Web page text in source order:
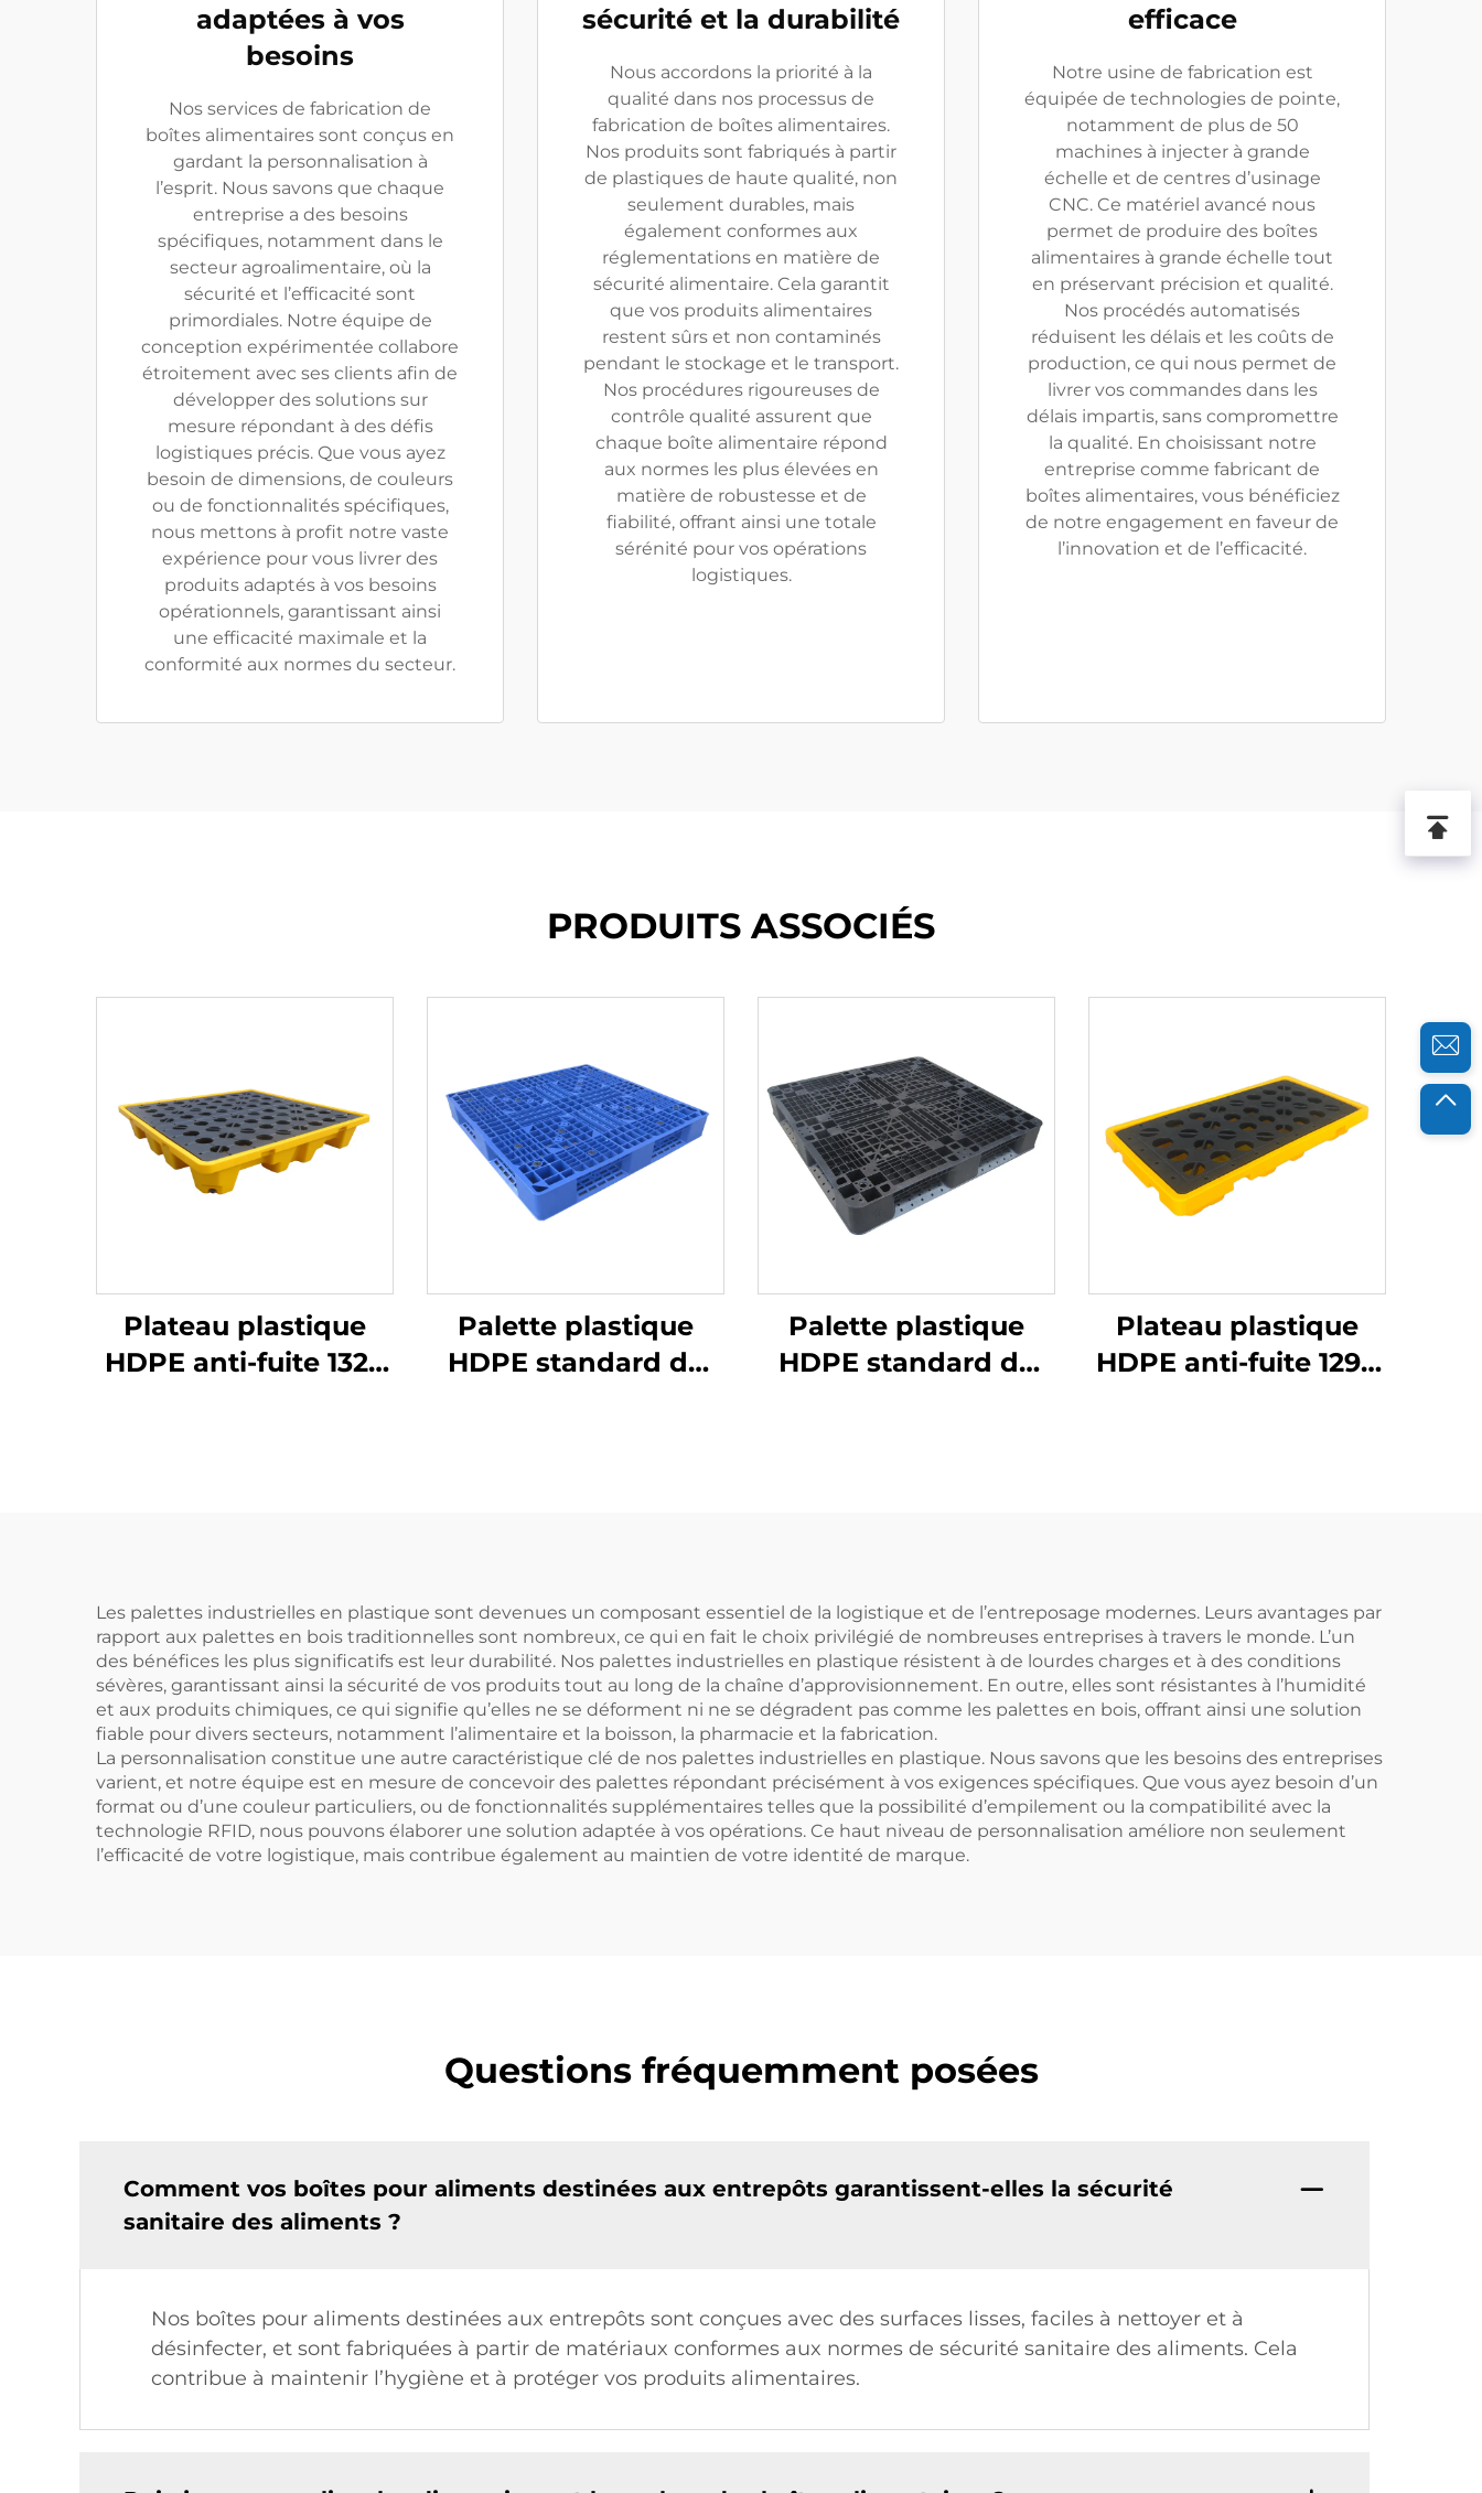
adaptées à vos
besoins
Nos services de fabrication de
boîtes alimentaires sont conçus en
gardant la personnalisation à
l’esprit. Nous savons que chaque
entreprise a des besoins
spécifiques, notamment dans le
secteur agroalimentaire, où la
sécurité et l’efficacité sont
primordiales. Notre équipe de
conception expérimentée collabore
étroitement avec ses clients afin de
développer des solutions sur
mesure répondant à des défis
logistiques précis. Que vous ayez
besoin de dimensions, de couleurs
ou de fonctionnalités spécifiques,
nous mettons à profit notre vaste
expérience pour vous livrer des
produits adaptés à vos besoins
opérationnels, garantissant ainsi
une efficacité maximale et la
conformité aux normes du secteur.
sécurité et la durabilité
Nous accordons la priorité à la
qualité dans nos processus de
fabrication de boîtes alimentaires.
Nos produits sont fabriqués à partir
de plastiques de haute qualité, non
seulement durables, mais
également conformes aux
réglementations en matière de
sécurité alimentaire. Cela garantit
que vos produits alimentaires
restent sûrs et non contaminés
pendant le stockage et le transport.
Nos procédures rigoureuses de
contrôle qualité assurent que
chaque boîte alimentaire répond
aux normes les plus élevées en
matière de robustesse et de
fiabilité, offrant ainsi une totale
sérénité pour vos opérations
logistiques.
efficace
Notre usine de fabrication est
équipée de technologies de pointe,
notamment de plus de 50
machines à injecter à grande
échelle et de centres d’usinage
CNC. Ce matériel avancé nous
permet de produire des boîtes
alimentaires à grande échelle tout
en préservant précision et qualité.
Nos procédés automatisés
réduisent les délais et les coûts de
production, ce qui nous permet de
livrer vos commandes dans les
délais impartis, sans compromettre
la qualité. En choisissant notre
entreprise comme fabricant de
boîtes alimentaires, vous bénéficiez
de notre engagement en faveur de
l’innovation et de l’efficacité.
PRODUITS ASSOCIÉS
Plateau plastique
HDPE anti-fuite 1320
Palette plastique
HDPE standard de
rayonnages ou à
plat.
Palette plastique
HDPE standard de
rayonnages ou à
plat.
Plateau plastique
HDPE anti-fuite 1290
Les palettes industrielles en plastique sont devenues un composant essentiel de la logistique et de l’entreposage modernes. Leurs avantages par
rapport aux palettes en bois traditionnelles sont nombreux, ce qui en fait le choix privilégié de nombreuses entreprises à travers le monde. L’un
des bénéfices les plus significatifs est leur durabilité. Nos palettes industrielles en plastique résistent à de lourdes charges et à des conditions
sévères, garantissant ainsi la sécurité de vos produits tout au long de la chaîne d’approvisionnement. En outre, elles sont résistantes à l’humidité
et aux produits chimiques, ce qui signifie qu’elles ne se déforment ni ne se dégradent pas comme les palettes en bois, offrant ainsi une solution
fiable pour divers secteurs, notamment l’alimentaire et la boisson, la pharmacie et la fabrication.
La personnalisation constitue une autre caractéristique clé de nos palettes industrielles en plastique. Nous savons que les besoins des entreprises
varient, et notre équipe est en mesure de concevoir des palettes répondant précisément à vos exigences spécifiques. Que vous ayez besoin d’un
format ou d’une couleur particuliers, ou de fonctionnalités supplémentaires telles que la possibilité d’empilement ou la compatibilité avec la
technologie RFID, nous pouvons élaborer une solution adaptée à vos opérations. Ce haut niveau de personnalisation améliore non seulement
l’efficacité de votre logistique, mais contribue également au maintien de votre identité de marque.
Questions fréquemment posées
Comment vos boîtes pour aliments destinées aux entrepôts garantissent-elles la sécurité
sanitaire des aliments ?
Nos boîtes pour aliments destinées aux entrepôts sont conçues avec des surfaces lisses, faciles à nettoyer et à
désinfecter, et sont fabriquées à partir de matériaux conformes aux normes de sécurité sanitaire des aliments. Cela
contribue à maintenir l’hygiène et à protéger vos produits alimentaires.